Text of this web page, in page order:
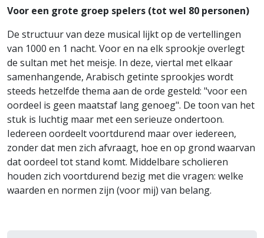
Voor een grote groep spelers (tot wel 80 personen)
De structuur van deze musical lijkt op de vertellingen
van 1000 en 1 nacht. Voor en na elk sprookje overlegt
de sultan met het meisje. In deze, viertal met elkaar
samenhangende, Arabisch getinte sprookjes wordt
steeds hetzelfde thema aan de orde gesteld: "voor een
oordeel is geen maatstaf lang genoeg". De toon van het
stuk is luchtig maar met een serieuze ondertoon.
Iedereen oordeelt voortdurend maar over iedereen,
zonder dat men zich afvraagt, hoe en op grond waarvan
dat oordeel tot stand komt. Middelbare scholieren
houden zich voortdurend bezig met die vragen: welke
waarden en normen zijn (voor mij) van belang.